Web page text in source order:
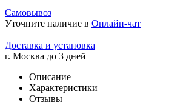
Самовывоз
Уточните наличие в Онлайн-чат
Доставка и установка
г. Москва до 3 дней
Описание
Характеристики
Отзывы